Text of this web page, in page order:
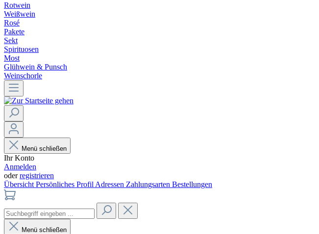
Rotwein
Weißwein
Rosé
Pakete
Sekt
Spirituosen
Most
Glühwein & Punsch
Weinschorle
Menü schließen
Ihr Konto
Anmelden
oderregistrieren
Übersicht Persönliches Profil Adressen Zahlungsarten Bestellungen
Menü schließen